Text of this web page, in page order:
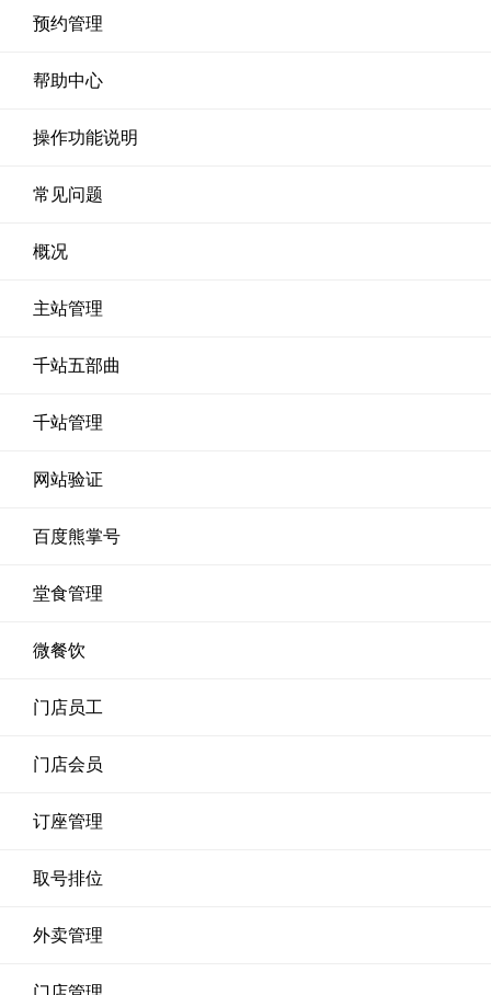
预约管理
帮助中心
操作功能说明
常见问题
概况
主站管理
千站五部曲
千站管理
网站验证
百度熊掌号
堂食管理
微餐饮
门店员工
门店会员
订座管理
取号排位
外卖管理